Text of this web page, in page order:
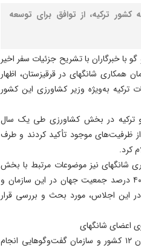
ترکیه، از توافق برای توسعه
با خبرگاران با تشریح جزئیات سفر اخیر
شانگهای در قرقیزستان، اظهار
ترکیه به‌ویژه وزیر کشاورزی این کشور
و ترکیه در بخش کشاورزی طی یک سال
ظرفیت‌های موجود تأکید کردند و طرف
کرد.
شانگهای نیز موضوعات مرتبط با بخش
کشاورزی کشورهای عضو، با توجه به عضویت بیش از ۴۰ درصد جمعیت جهان در این سازمان و
این اجلاس، مورد بحث و بررسی قرار
اعضای شانگهای
نوری خاطرنشان کرد: در حاشیه این اجلاس، با نمایندگان ۱۲ کشور و سازمان گفت‌وگوهایی انجام